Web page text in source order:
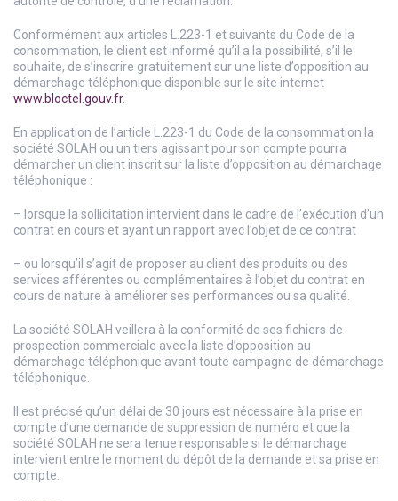
Conformément aux articles L.223-1 et suivants du Code de la
consommation, le client est informé qu’il a la possibilité, s’il le
souhaite, de s’inscrire gratuitement sur une liste d’opposition au
démarchage téléphonique disponible sur le site internet
www.bloctel.gouv.fr.
En application de l’article L.223-1 du Code de la consommation la
société SOLAH ou un tiers agissant pour son compte pourra
démarcher un client inscrit sur la liste d’opposition au démarchage
téléphonique :
– lorsque la sollicitation intervient dans le cadre de l’exécution d’un
contrat en cours et ayant un rapport avec l’objet de ce contrat
– ou lorsqu’il s’agit de proposer au client des produits ou des
services afférentes ou complémentaires à l’objet du contrat en
cours de nature à améliorer ses performances ou sa qualité.
La société SOLAH veillera à la conformité de ses fichiers de
prospection commerciale avec la liste d’opposition au
démarchage téléphonique avant toute campagne de démarchage
téléphonique.
Il est précisé qu’un délai de 30 jours est nécessaire à la prise en
compte d’une demande de suppression de numéro et que la
société SOLAH ne sera tenue responsable si le démarchage
intervient entre le moment du dépôt de la demande et sa prise en
compte.